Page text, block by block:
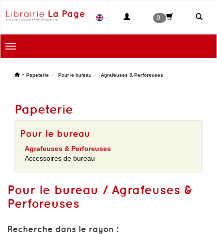
0
Toggle
navigation
' » Papeterie Pour le bureau Agrafeuses & Perforeuses
Papeterie
Pour le bureau
Agrafeuses & Perforeuses
Accessoires de bureau
Pour le bureau / Agrafeuses &
Perforeuses
Recherche dans le rayon :